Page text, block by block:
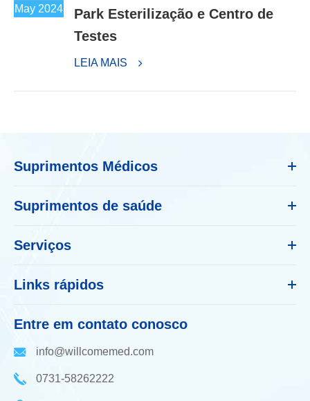
May 2024
Park Esterilização e Centro de
Testes
LEIA MAIS
Suprimentos Médicos
Suprimentos de saúde
Serviços
Links rápidos
Entre em contato conosco
info@willcomemed.com
0731-58262222